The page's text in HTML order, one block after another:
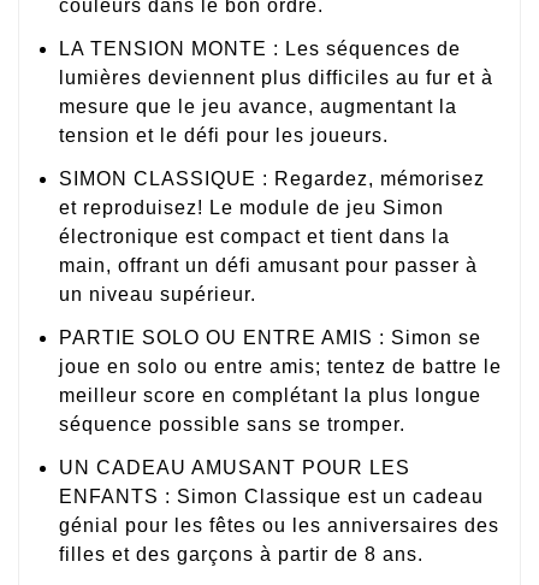
couleurs dans le bon ordre.
LA TENSION MONTE : Les séquences de
lumières deviennent plus difficiles au fur et à
mesure que le jeu avance, augmentant la
tension et le défi pour les joueurs.
SIMON CLASSIQUE : Regardez, mémorisez
et reproduisez! Le module de jeu Simon
électronique est compact et tient dans la
main, offrant un défi amusant pour passer à
un niveau supérieur.
PARTIE SOLO OU ENTRE AMIS : Simon se
joue en solo ou entre amis; tentez de battre le
meilleur score en complétant la plus longue
séquence possible sans se tromper.
UN CADEAU AMUSANT POUR LES
ENFANTS : Simon Classique est un cadeau
génial pour les fêtes ou les anniversaires des
filles et des garçons à partir de 8 ans.